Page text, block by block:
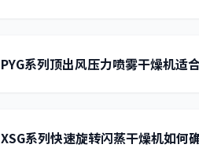
PYG系列顶出风压力喷雾干燥机适
XSG系列快速旋转闪蒸干燥机如何